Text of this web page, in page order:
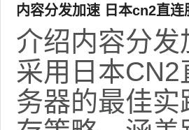
内容分发加速 日本cn2直连
践与缓存策略
介绍内容分发
采用日本CN2
务器的最佳实